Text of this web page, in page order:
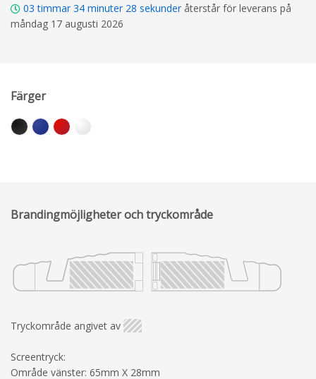
03 timmar 34 minuter 27 sekunder återstår för leverans på
måndag 17 augusti 2026
Färger
Brandingmöjligheter och tryckområde
Tryckområde angivet av
Screentryck:
Område vänster: 65mm X 28mm